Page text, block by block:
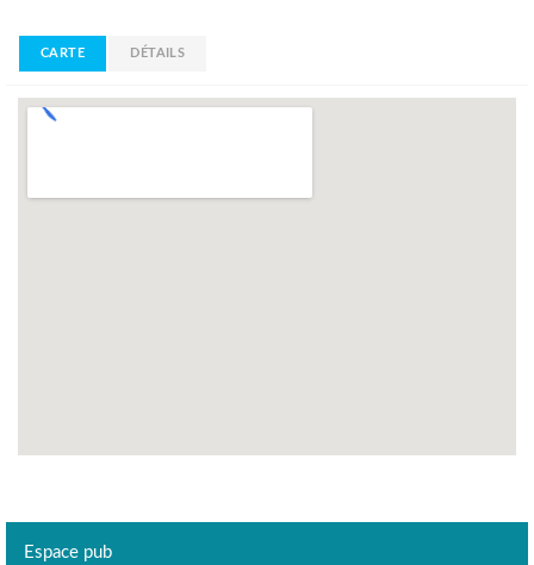
CARTE DÉTAILS
Espace pub